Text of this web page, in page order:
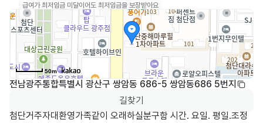
급여가 최저임금 미달이어도 최저임금을 보장받아요
50m
전남광주통합특별시 광산구 쌍암동 686-5 쌍암동686 5번지
길찾기
첨단거주자대환영가족같이 오래하실분구함 시간. 요일. 평일.조정